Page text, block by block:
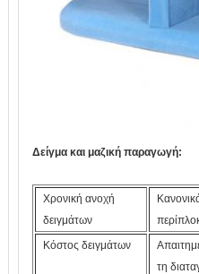
Δείγμα και μαζική παραγωγή:
Χρονική ανοχή
δειγμάτων
Κόστος δειγμάτων
τη